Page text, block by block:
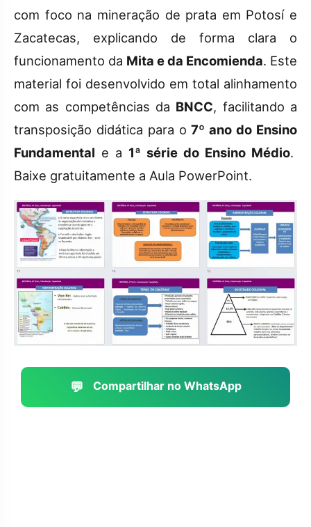
com foco na mineração de prata em Potosí e
Zacatecas, explicando de forma clara o
funcionamento da Mita e da Encomienda. Este
material foi desenvolvido em total alinhamento
com as competências da BNCC, facilitando a
transposição didática para o7º ano do Ensino
Fundamental e a 1ª série do Ensino Médio.
Baixe gratuitamente a Aula PowerPoint.
💬 Compartilhar no WhatsApp